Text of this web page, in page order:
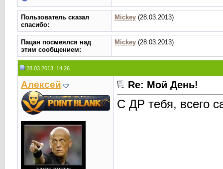
Пользователь сказал
cпасибо:
Mickey(28.03.2013)
Пацан посмеялся над
этим сообщением:
Mickey(28.03.2013)
28.03.2013, 14:26
Алексей Re: Мой День!
С ДР тебя, всего